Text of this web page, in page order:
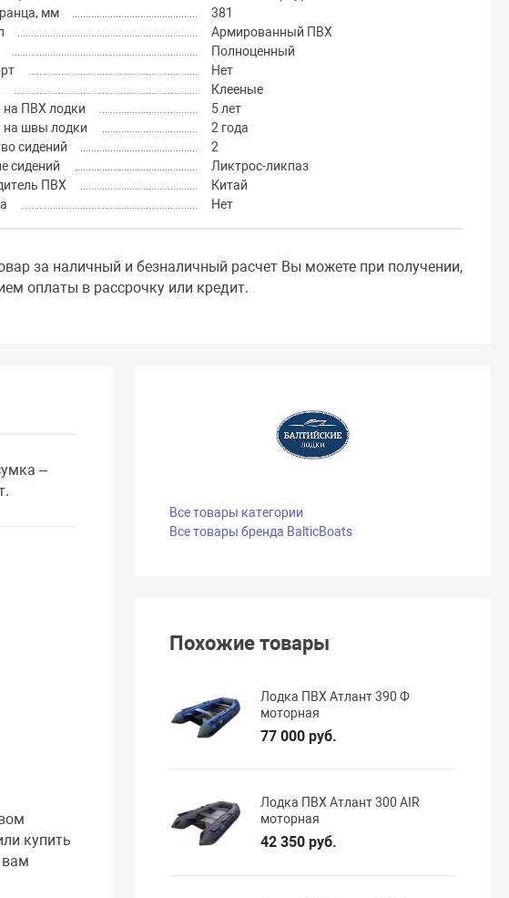
мм
381
Армированный ПВХ
Полноценный
Нет
Клееные
на ПВХ лодки
5 лет
на швы лодки
2 года
сидений
2
сидений
Ликтрос-ликпаз
ПВХ
Китай
Нет
за наличный и безналичный расчет Вы можете при получении,
оплаты в рассрочку или кредит.
–
купить
вам
Все товары категории
Все товары бренда BalticBoats
Похожие товары
Лодка ПВХ Атлант 390 Ф
моторная
77 000 руб.
Лодка ПВХ Атлант 300 AIR
моторная
42 350 руб.